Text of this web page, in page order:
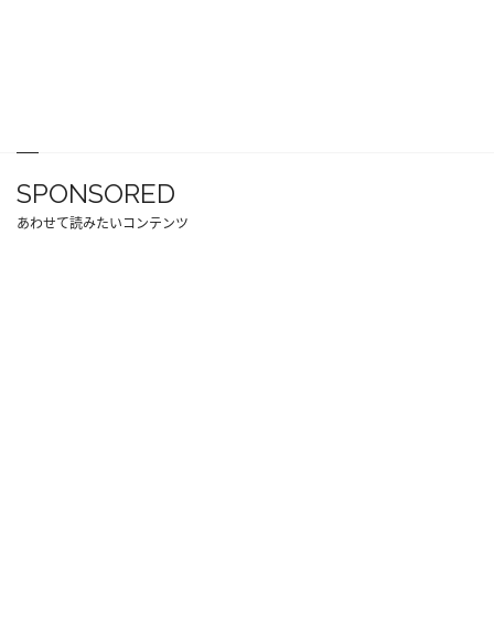
SPONSORED
あわせて読みたいコンテンツ